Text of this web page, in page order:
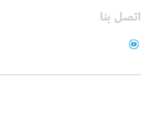
اتصل بنا